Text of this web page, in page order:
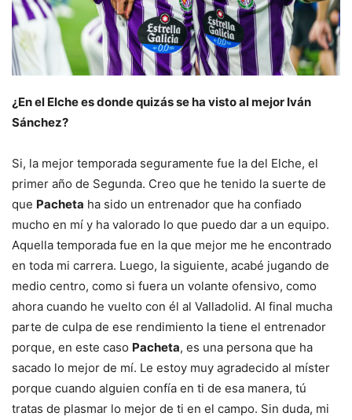
¿En el Elche es donde quizás se ha visto al mejor Iván
Sánchez?
Si, la mejor temporada seguramente fue la del Elche, el
primer año de Segunda. Creo que he tenido la suerte de
que Pacheta ha sido un entrenador que ha confiado
mucho en mí y ha valorado lo que puedo dar a un equipo.
Aquella temporada fue en la que mejor me he encontrado
en toda mi carrera. Luego, la siguiente, acabé jugando de
medio centro, como si fuera un volante ofensivo, como
ahora cuando he vuelto con él al Valladolid. Al final mucha
parte de culpa de ese rendimiento la tiene el entrenador
porque, en este caso Pacheta, es una persona que ha
sacado lo mejor de mí. Le estoy muy agradecido al míster
porque cuando alguien confía en ti de esa manera, tú
tratas de plasmar lo mejor de ti en el campo. Sin duda, mi